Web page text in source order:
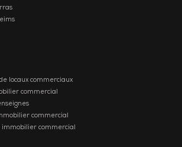
locaux commerciaux
commercial
commercial
commercial